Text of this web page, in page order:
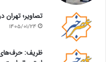
تصاویر؛
1405/01/24
ظریف: حرف‌های